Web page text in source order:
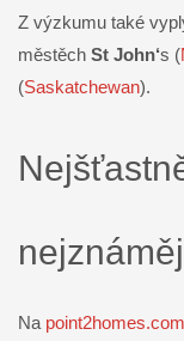
Z výzkumu také
městěch St John‘s (
(Saskatchewan).
Na point2homes.com